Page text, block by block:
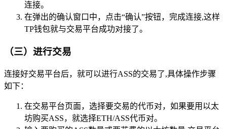
连接。
在弹出的确认窗口中，点击“确认”按钮，完成连接,这样
TP钱包就与交易平台成功对接了。
（三）进行交易
连接好交易平台后，就可以进行ASS的交易了,具体操作步骤
如下：
在交易平台页面，选择要交易的代币对，如果要用以太
坊购买ASS，就选择ETH/ASS代币对。